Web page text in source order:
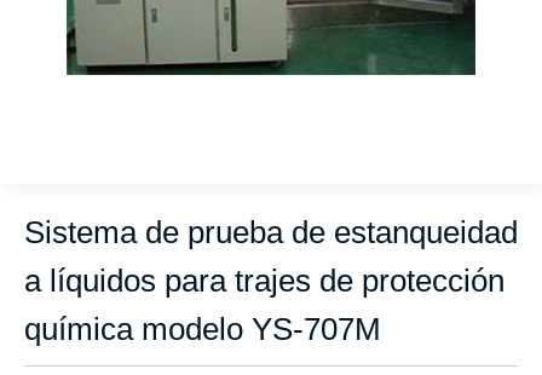
Sistema de prueba de estanqueidad
a líquidos para trajes de protección
química modelo YS-707M